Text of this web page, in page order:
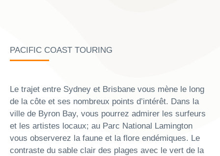
PACIFIC COAST TOURING
Le trajet entre Sydney et Brisbane vous mène le long
de la côte et ses nombreux points d’intérêt. Dans la
ville de Byron Bay, vous pourrez admirer les surfeurs
et les artistes locaux; au Parc National Lamington
vous observerez la faune et la flore endémiques. Le
contraste du sable clair des plages avec le vert de la